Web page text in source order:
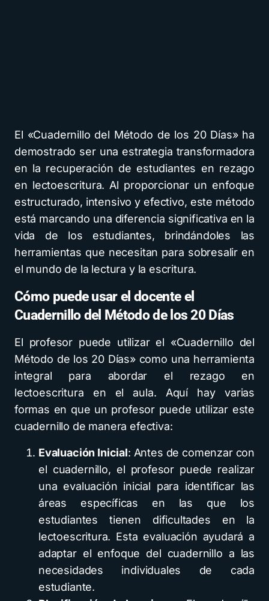
El «Cuadernillo del Método de los 20 Días» ha
demostrado ser una estrategia transformadora
en la recuperación de estudiantes en rezago
en lectoescritura. Al proporcionar un enfoque
estructurado, intensivo y efectivo, este método
está marcando una diferencia significativa en la
vida de los estudiantes, brindándoles las
herramientas que necesitan para sobresalir en
el mundo de la lectura y la escritura.
Cómo puede usar el docente el
Cuadernillo del Método de los 20 Días
El profesor puede utilizar el «Cuadernillo del
Método de los 20 Días» como una herramienta
integral para abordar el rezago en
lectoescritura en el aula. Aquí hay varias
formas en que un profesor puede utilizar este
cuadernillo de manera efectiva:
Evaluación Inicial: Antes de comenzar con
el cuadernillo, el profesor puede realizar
una evaluación inicial para identificar las
áreas específicas en las que los
estudiantes tienen dificultades en la
lectoescritura. Esta evaluación ayudará a
adaptar el enfoque del cuadernillo a las
necesidades individuales de cada
estudiante.